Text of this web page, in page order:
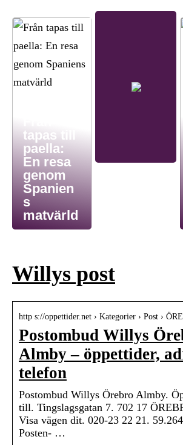
tapas till
paella:
En resa
genom
Spanien
s
matvärld
Willys post
http s://oppettider.net › Kategorier › Post ›
Postombud Willys
Almby – öppettider,
telefon
Postombud Willys Örebro Almby.
till. Tingslagsgatan 7. 702 17
Visa vägen dit. 020-23 22 21.
Posten- …